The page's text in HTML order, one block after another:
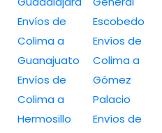
Envíos de
Colima a
Guanajuato
Envíos de
Colima a
Hermosillo
Escobedo
Envíos de
Colima a
Gómez
Palacio
Envíos de